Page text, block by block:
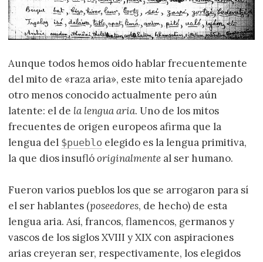
Aunque todos hemos oido hablar frecuentemente
del mito de «raza aria», este mito tenía aparejado
otro menos conocido actualmente pero aún
latente: el de la lengua aria. Uno de los mitos
frecuentes de origen europeos afirma que la
lengua del $pueblo elegido es la lengua primitiva,
la que dios insuflóoriginalmente al ser humano.
Fueron varios pueblos los que se arrogaron para sí
el ser hablantes (poseedores, de hecho) de esta
lengua aria. Así, francos, flamencos, germanos y
vascos de los siglos XVIII y XIX con aspiraciones
arias creyeran ser, respectivamente, los elegidos